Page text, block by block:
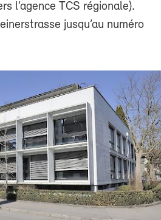
l’agence TCS régionale).
jusqu’au numéro